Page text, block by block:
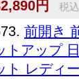
円
税
前開き
トアップ
ト レディ